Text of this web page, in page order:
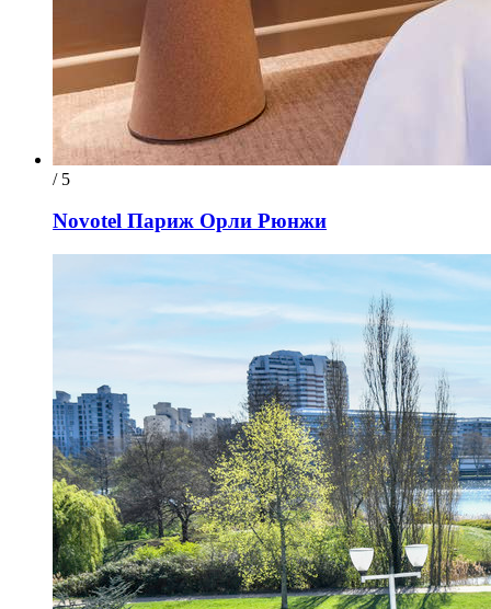
/ 5
Novotel Париж Орли Рюнжи